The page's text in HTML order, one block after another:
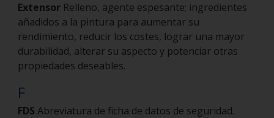
Extensor Relleno, agente espesante; ingredientes
añadidos a la pintura para aumentar su
rendimiento, reducir los costes, lograr una mayor
durabilidad, alterar su aspecto y potenciar otras
propiedades deseables.
F
FDS Abreviatura de ficha de datos de seguridad.